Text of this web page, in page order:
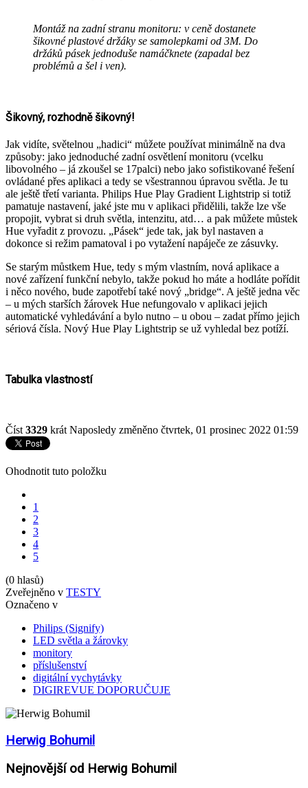
Montáž na zadní stranu monitoru: v ceně dostanete
šikovné plastové držáky se samolepkami od 3M. Do
držáků pásek jednoduše namáčknete (zapadal bez
problémů a šel i ven).
Šikovný, rozhodně šikovný!
Jak vidíte, světelnou „hadici“ můžete používat minimálně na dva
způsoby: jako jednoduché zadní osvětlení monitoru (vcelku
libovolného – já zkoušel se 17palci) nebo jako sofistikované řešení
ovládané přes aplikaci a tedy se všestrannou úpravou světla. Je tu
ale ještě třetí varianta. Philips Hue Play Gradient Lightstrip si totiž
pamatuje nastavení, jaké jste mu v aplikaci přidělili, takže lze vše
propojit, vybrat si druh světla, intenzitu, atd… a pak můžete můstek
Hue vyřadit z provozu. „Pásek“ jede tak, jak byl nastaven a
dokonce si režim pamatoval i po vytažení napáječe ze zásuvky.
Se starým můstkem Hue, tedy s mým vlastním, nová aplikace a
nové zařízení funkční nebylo, takže pokud ho máte a hodláte pořídit
i něco nového, bude zapotřebí také nový „bridge“. A ještě jedna věc
– u mých starších žárovek Hue nefungovalo v aplikaci jejich
automatické vyhledávání a bylo nutno – u obou – zadat přímo jejich
sériová čísla. Nový Hue Play Lightstrip se už vyhledal bez potíží.
Tabulka vlastností
Číst3329 krátNaposledy změněno čtvrtek, 01 prosinec 2022 01:59
Ohodnotit tuto položku
1
2
3
4
5
(0 hlasů)
Zveřejněno v TESTY
Označeno v
Philips (Signify)
LED světla a žárovky
monitory
příslušenství
digitální vychytávky
DIGIREVUE DOPORUČUJE
Herwig Bohumil
Nejnovější od Herwig Bohumil